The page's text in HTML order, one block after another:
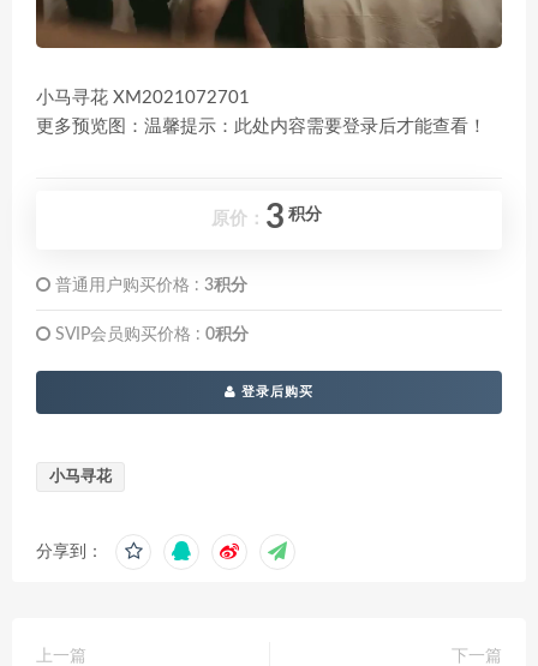
小马寻花 XM2021072701
更多预览图：温馨提示：此处内容需要登录后才能查看！
原价： 3 积分
普通用户购买价格 : 3积分
SVIP会员购买价格 : 0积分
登录后购买
小马寻花
分享到：
上一篇
下一篇